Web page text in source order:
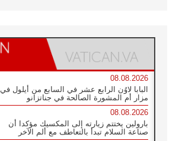
08.08.2026
البابا لاوُن الرابع عشر في السابع من أيلول في
مزار أم المشورة الصالحة في جناتزانو
08.08.2026
بارولين يختتم زيارته إلى المكسيك مؤكدا أن
صناعة السلام تبدأ بالتعاطف مع ألم الآخر